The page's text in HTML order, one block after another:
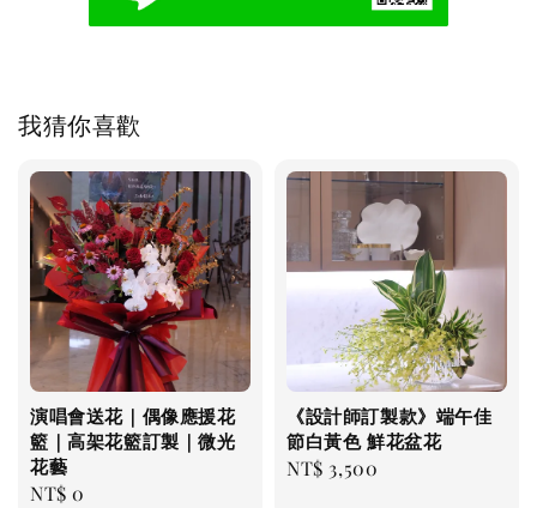
我猜你喜歡
演唱會送花｜偶像應援花
籃｜高架花籃訂製｜微光
花藝
Regular
NT$ 0
《設計師訂製款》端午佳
節白黃色 鮮花盆花
Regular
NT$ 3,500